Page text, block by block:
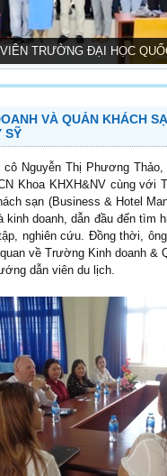
TRƯỜNG ĐẠI HỌC
VÀ QUẢN KHÁCH
SỸ
cô Nguyễn Thị Phương
Khoa KHXH&NV cùng với
sạn (Business & Hotel
kinh doanh, dẫn đầu đến
nghiên cứu. Đồng thời,
về Trường Kinh doanh &
dẫn viên du lịch.